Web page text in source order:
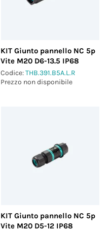
KIT Giunto pannello NC 5p
Vite M20 D6-13.5 IP68
Codice:THB.391.B5A.L.R
Prezzo non disponibile
KIT Giunto pannello NC 5p
Vite M20 D5-12 IP68